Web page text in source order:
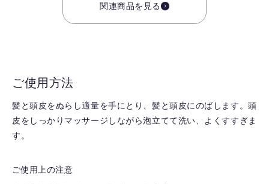
関連商品を見る
ご使用方法
髪と頭皮をぬらし適量を手にとり、髪と頭皮にのばします。頭
皮をしっかりマッサージしながら泡立てて洗い、よくすすぎま
す。
ご使用上の注意